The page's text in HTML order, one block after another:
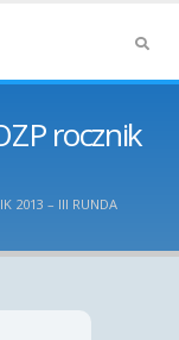
rocznik
2013 – III RUNDA